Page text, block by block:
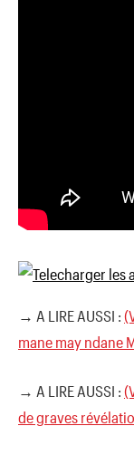
→ A LIRE AUSSI :
mane may ndane
→ A LIRE AUSSI :
de graves